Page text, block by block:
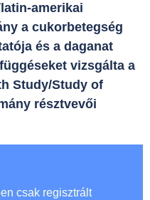
amerikai
a cukorbetegség
és a daganat
vizsgálta a
Study/Study of
résztvevői
csak regisztrált